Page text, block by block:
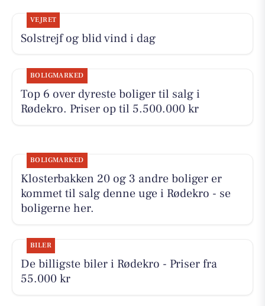
VEJRET
Solstrejf og blid vind i dag
BOLIGMARKED
Top 6 over dyreste boliger til salg i
Rødekro. Priser op til 5.500.000 kr
BOLIGMARKED
Klosterbakken 20 og 3 andre boliger er
kommet til salg denne uge i Rødekro - se
boligerne her.
BILER
De billigste biler i Rødekro - Priser fra
55.000 kr